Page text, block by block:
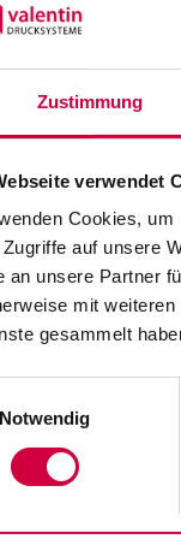
Zustimmung
verwendet
Cookies,
Zugriffe auf unsere
an unsere Partner
mit
gesammelt
Notwendig